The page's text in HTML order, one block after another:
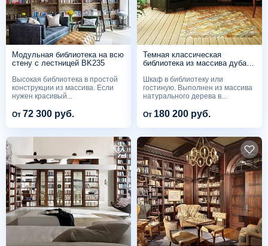
Модульная библиотека на всю
стену с лестницей BK235
Высокая библиотека в простой
конструкции из массива. Если
нужен красивый...
От 72 300 руб.
Темная классическая
библиотека из массива дуба
Шкаф в библиотеку или
гостиную. Выполнен из массива
натурального дерева в...
От 180 200 руб.